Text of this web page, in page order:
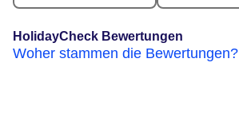
HolidayCheck Bewertungen
Woher stammen die Bewertungen?